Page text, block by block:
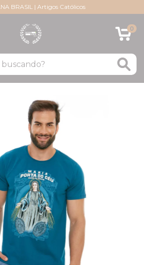
BRASIL | Artigos Católicos
0